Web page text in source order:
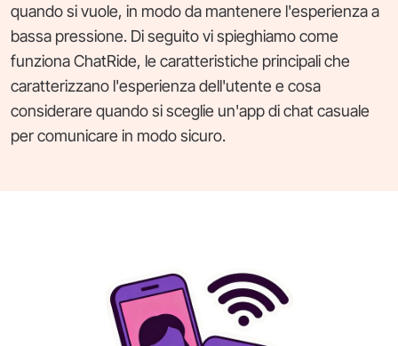
quando si vuole, in modo da mantenere l'esperienza a
bassa pressione. Di seguito vi spieghiamo come
funziona ChatRide, le caratteristiche principali che
caratterizzano l'esperienza dell'utente e cosa
considerare quando si sceglie un'app di chat casuale
per comunicare in modo sicuro.